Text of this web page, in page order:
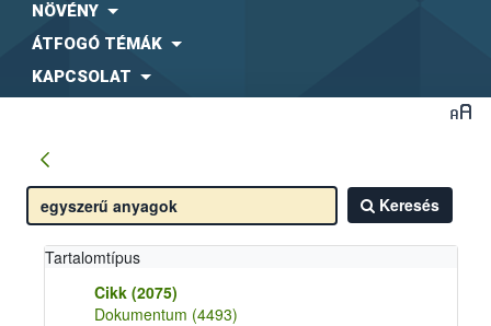
NÖVÉNY
ÁTFOGÓ TÉMÁK
KAPCSOLAT
Keresés
Tartalomtípus
Cikk (2075)
Dokumentum (4493)